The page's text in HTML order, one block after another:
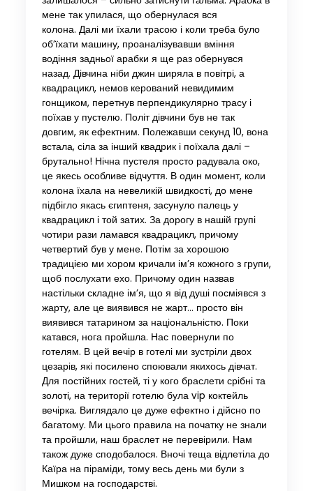
мене так упилася, що обернулася вся
колона. Далі ми їхали трасою і коли треба було
об’їхати машину, проаналізувавши вміння
водіння задньої арабки я ще раз обернувся
назад. Дівчина ніби джин ширяла в повітрі, а
квадрацикл, немов керований невидимим
гонщиком, перетнув перпендикулярно трасу і
поїхав у пустелю. Політ дівчини був не так
довгим, як ефектним. Полежавши секунд 10, вона
встала, сіла за інший квадрик і поїхала далі –
брутально! Нічна пустеля просто радувала око,
це якесь особливе відчуття. В один момент, коли
колона їхала на невеликій швидкості, до мене
підбігло якась єгиптеня, засунуло палець у
квадрацикл і той затих. За дорогу в нашій групі
чотири рази ламався квадрацикл, причому
четвертий був у мене. Потім за хорошою
традицією ми хором кричали ім’я кожного з групи,
щоб послухати ехо. Причому один назвав
настільки складне ім’я, що я від душі посміявся з
жарту, але це виявився не жарт… просто він
виявився татарином за національністю. Поки
катався, нога пройшла. Нас повернули по
готелям. В цей вечір в готелі ми зустріли двох
цезарів, які посилено споювали якихось дівчат.
Для постійних гостей, ті у кого браслети срібні та
золоті, на території готелю була vip коктейль
вечірка. Виглядало це дуже ефектно і дійсно по
багатому. Ми цього правила на початку не знали
та пройшли, наш браслет не перевірили. Нам
також дуже сподобалося. Вночі теща відлетіла до
Каїра на піраміди, тому весь день ми були з
Мишком на господарстві.